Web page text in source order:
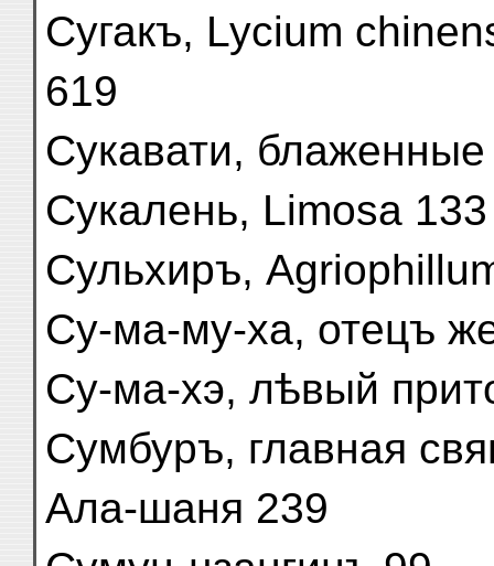
Сугакъ, Lycium
619
Сукавати,
Сукалень, Limosa 133
Сульхиръ,
Су-ма-му-ха, отецъ
Су-ма-хэ, лѣвый
Сумбуръ, главная
Ала-шаня 239